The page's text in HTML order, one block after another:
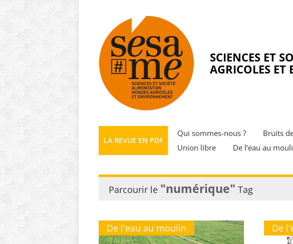
SCIENCES ET
AGRICOLES
LA REVUE EN PDF
Qui sommes-nous ? Bruits
Union libre
De l’eau au
Parcourir le "numérique" Tag
De l'eau au moulin De